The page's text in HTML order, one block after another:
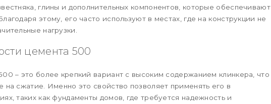
глины и дополнительных компонентов, которые обеспечивают
этому, его часто используют в местах, где на конструкции не
нагрузки.
цемента 500
– это более крепкий вариант с высоким содержанием клинкера, что
на сжатие. Именно это свойство позволяет применять его в
таких как фундаменты домов, где требуется надежность и